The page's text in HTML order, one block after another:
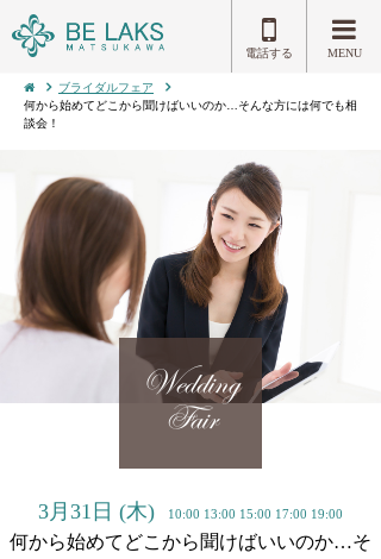
電話する MENU
ブライダルフェア
何から始めてどこから聞けばいいのか…そんな方には何でも相
談会！
Wedding
Fair
3月31日 (木) 10:00 13:00 15:00 17:00 19:00
何から始めてどこから聞けばいいのか…そ